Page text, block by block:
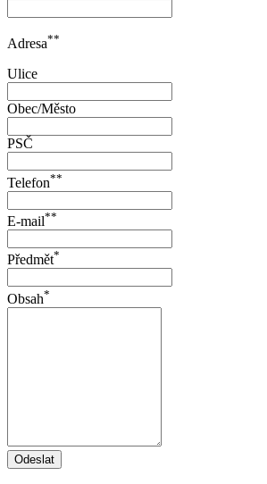
Adresa**
Ulice
Obec/Město
PSČ
Telefon**
E-mail**
Předmět*
Obsah*
Odeslat